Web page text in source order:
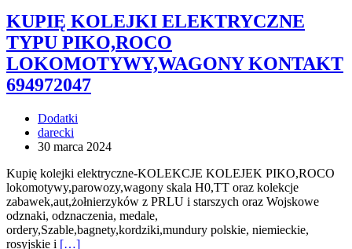
KUPIĘ KOLEJKI ELEKTRYCZNE
TYPU PIKO,ROCO
LOKOMOTYWY,WAGONY KONTAKT
694972047
Dodatki
darecki
30 marca 2024
Kupię kolejki elektryczne-KOLEKCJE KOLEJEK PIKO,ROCO
lokomotywy,parowozy,wagony skala H0,TT oraz kolekcje
zabawek,aut,żołnierzyków z PRLU i starszych oraz Wojskowe
odznaki, odznaczenia, medale,
ordery,Szable,bagnety,kordziki,mundury polskie, niemieckie,
rosyjskie i […]